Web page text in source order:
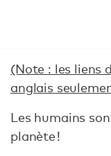
(Note : les liens
anglais
Les humains
planète !